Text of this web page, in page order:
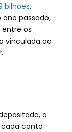
bilhões,
passado,
os
vinculada ao
o
conta